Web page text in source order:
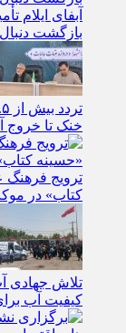
آبفای ایلام
بازگشت
خنک تا خروج
ترویج فرهنگ
کتاب» در
کیفیت آب برای ۳ میلیون مسافر در مسیر